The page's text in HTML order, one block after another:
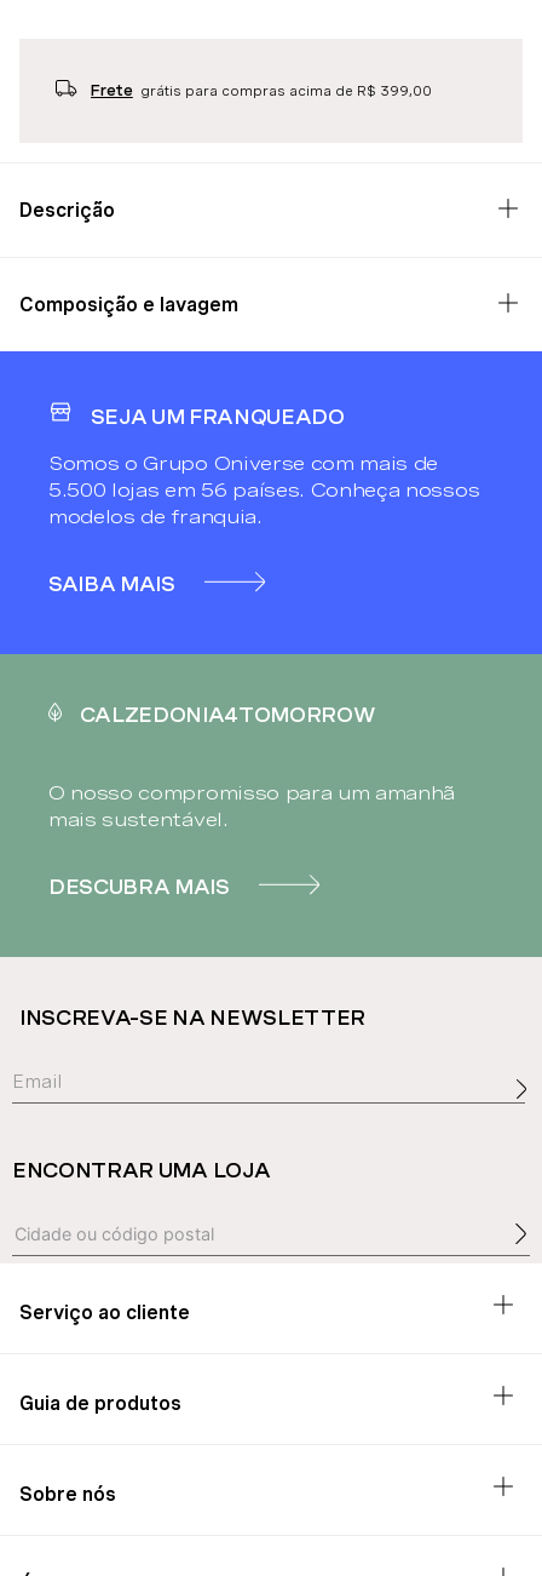
Frete grátis para compras acima de R$ 399,00
Descrição
Composição e lavagem
SEJA UM FRANQUEADO
Somos o Grupo Oniverse com mais de
5.500 lojas em 56 países. Conheça nossos
modelos de franquia.
SAIBA MAIS
CALZEDONIA4TOMORROW
O nosso compromisso para um amanhã
mais sustentável.
DESCUBRA MAIS
INSCREVA-SE NA NEWSLETTER
ENCONTRAR UMA LOJA
Serviço ao cliente
Guia de produtos
Sobre nós